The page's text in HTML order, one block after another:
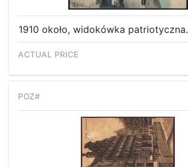
1910 około, widokówka patriotyczna.